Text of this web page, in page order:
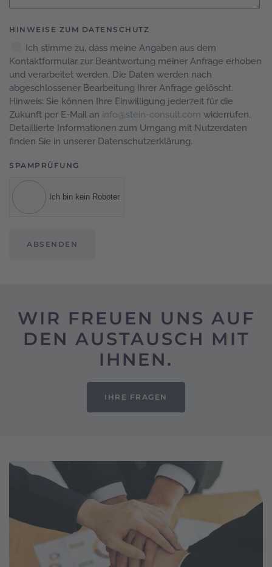
HINWEISE ZUM DATENSCHUTZ
Ich stimme zu, dass meine Angaben aus dem
Kontaktformular zur Beantwortung meiner Anfrage erhoben
und verarbeitet werden. Die Daten werden nach
abgeschlossener Bearbeitung Ihrer Anfrage gelöscht.
Hinweis: Sie können Ihre Einwilligung jederzeit für die
Zukunft per E-Mail an info@stein-consult.com widerrufen.
Detaillierte Informationen zum Umgang mit Nutzerdaten
finden Sie in unserer Datenschutzerklärung.
SPAMPRÜFUNG
Ich bin kein Roboter.
ABSENDEN
WIR FREUEN UNS AUF
DEN AUSTAUSCH MIT
IHNEN.
IHRE FRAGEN